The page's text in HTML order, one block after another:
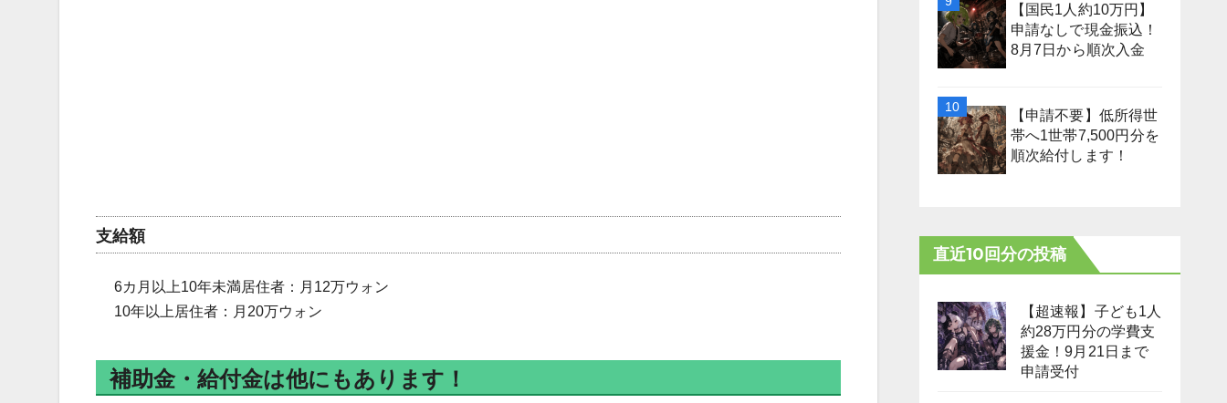
支給額
6カ月以上10年未満居住者：月12万ウォン
10年以上居住者：月20万ウォン
補助金・給付金は他にもあります！
【国民1人約10万円】
申請なしで現金振込！
8月7日から順次入金
【申請不要】低所得世
帯へ1世帯7,500円分を
順次給付します！
直近10回分の投稿
【超速報】子ども1人
約28万円分の学費支
援金！9月21日まで
申請受付